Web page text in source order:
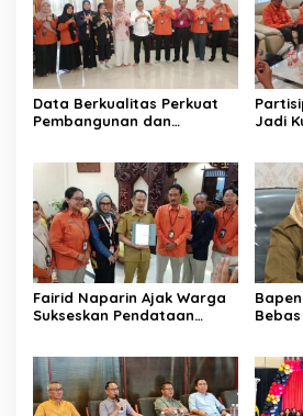
Data Berkualitas Perkuat
Pembangunan dan
Jadi
Fairid Naparin Ajak Warga
Sukseskan Pendataan